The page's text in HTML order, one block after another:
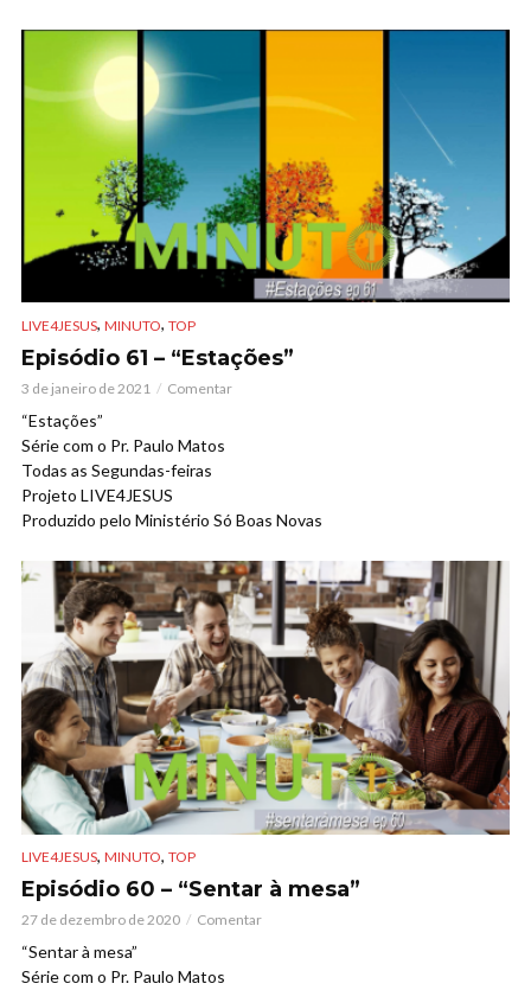
LIVE4JESUS, MINUTO, TOP
Episódio 61 – “Estações”
3 de janeiro de 2021 Comentar
“Estações”
Série com o Pr. Paulo Matos
Todas as Segundas-feiras
Projeto LIVE4JESUS
Produzido pelo Ministério Só Boas Novas
LIVE4JESUS, MINUTO, TOP
Episódio 60 – “Sentar à mesa”
27 de dezembro de 2020 Comentar
“Sentar à mesa”
Série com o Pr. Paulo Matos